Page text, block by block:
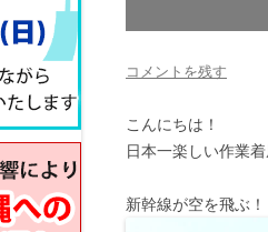
コメントを残す
こんにちは！
日本一楽しい作業
新幹線が空を飛ぶ！